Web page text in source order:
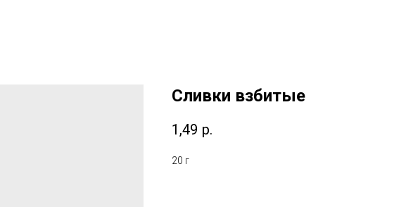
Сливки взбитые
1,49 р.
20 г